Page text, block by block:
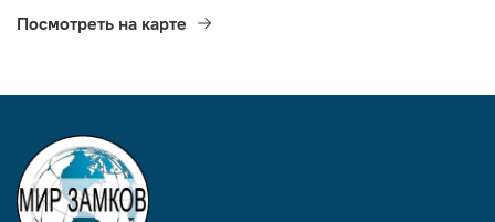
Посмотреть на карте